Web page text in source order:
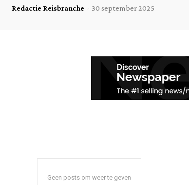
Redactie Reisbranche - 30 september 2025
Geen posts om weer te geven